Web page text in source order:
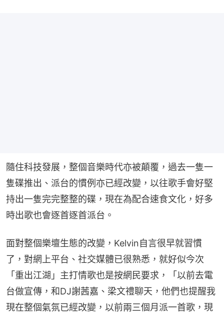
隨住科技發展，整個音樂時代亦被顛覆，過去一隻一
隻碟推出、派台的慣例亦已經改變，以往歌手會好堅
持出一隻完完整整的碟，現在為配合速食文化，好多
時出歌也會逐首逐首派台。
面對整個樂壇生態的改變，Kelvin自言很早就習慣
了，對網上平台、社交媒體已很熟悉，就好似今次
「重出江湖」主打情歌也是按網民要求，「以前去電
台做宣傳，和DJ謝茜嘉、梁文禮聊天，他們也提醒我
現在整個氣氛已經改變，以前兩三個月派一首歌，現